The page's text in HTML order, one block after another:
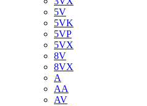
5V
5VK
5VP
5VX
8V
8VX
A
AA
AV